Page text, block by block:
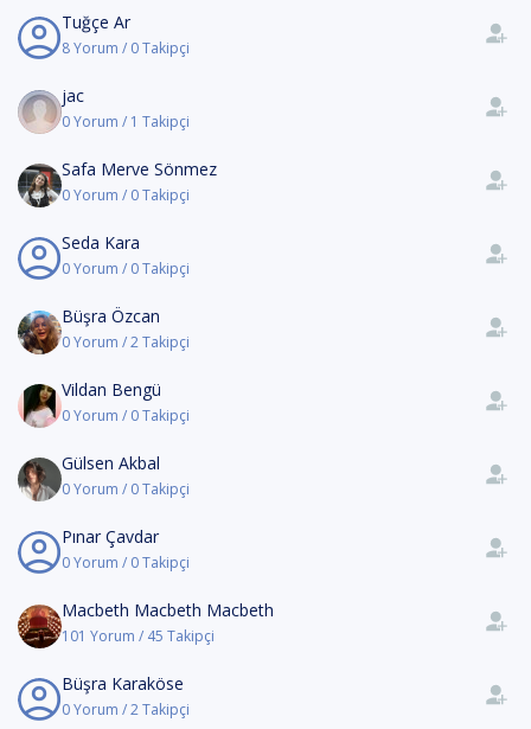
Tuğçe Ar
8 Yorum / 0 Takipçi
jac
0 Yorum / 1 Takipçi
Safa Merve Sönmez
0 Yorum / 0 Takipçi
Seda Kara
0 Yorum / 0 Takipçi
Büşra Özcan
0 Yorum / 2 Takipçi
Vildan Bengü
0 Yorum / 0 Takipçi
Gülsen Akbal
0 Yorum / 0 Takipçi
Pınar Çavdar
0 Yorum / 0 Takipçi
Macbeth Macbeth Macbeth
101 Yorum / 45 Takipçi
Büşra Karaköse
0 Yorum / 2 Takipçi